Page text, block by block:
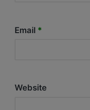
Email *
Website